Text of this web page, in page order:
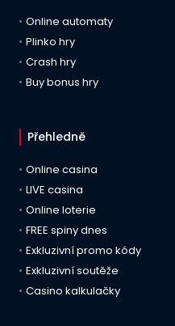
Online automaty
Plinko hry
Crash hry
Buy bonus hry
Přehledně
Online casina
LIVE casina
Online loterie
FREE spiny dnes
Exkluzivní promo kódy
Exkluzivní soutěže
Casino kalkulačky